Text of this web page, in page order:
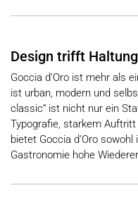
Design trifft Haltung
Goccia d’Oro ist mehr als
ist urban, modern und
classic“ ist nicht nur ein
Typografie, starkem
bietet Goccia d’Oro
Gastronomie hohe